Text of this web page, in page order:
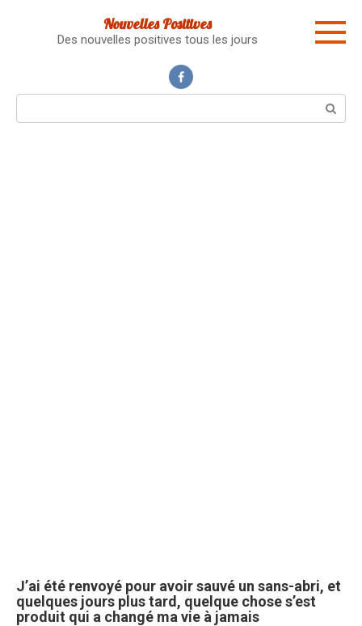
Nouvelles Positives
Des nouvelles positives tous les jours
J’ai été renvoyé pour avoir sauvé un sans-abri, et
quelques jours plus tard, quelque chose s’est
produit qui a changé ma vie à jamais